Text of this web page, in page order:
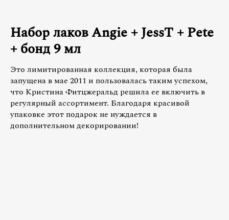
Набор лаковAngie +JessT + Pete
+ бонд 9 мл
Это лимитированная коллекция, которая была
запущена в мае 2011 и пользовалась таким успехом,
что Кристина Фитцжеральд решила ее включить в
регулярный ассортимент. Благодаря красивой
упаковке этот подарок не нуждается в
дополнительном декорировании!